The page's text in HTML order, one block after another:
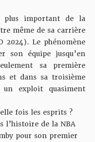
plus important de la
même de sa carrière
2024). Le phénomène
son équipe jusqu’en
sa première
et dans sa troisième
exploit quasiment
fois les esprits ?
l’histoire de la NBA
pour son premier